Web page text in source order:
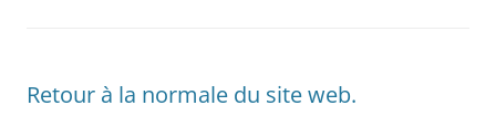
Retour à la normale du site web.